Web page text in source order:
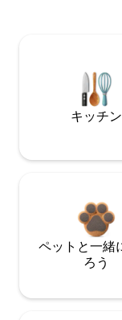
キッチン
ペットと一緒
ろう